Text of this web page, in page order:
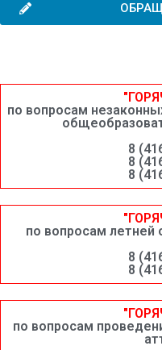
по вопросам
8
8
8
по вопросам летней
8
8
по вопросам